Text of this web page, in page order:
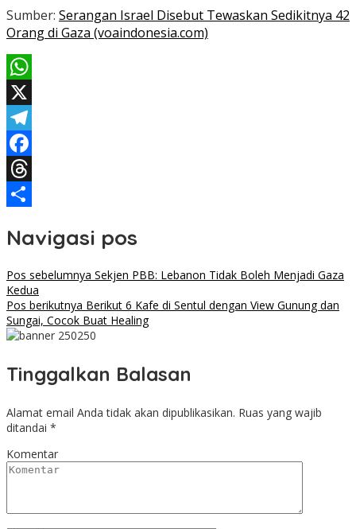
Sumber: Serangan Israel Disebut Tewaskan Sedikitnya 42
Orang di Gaza (voaindonesia.com)
WhatsApp
X
Telegram
Facebook
Threads
Navigasi pos
Pos sebelumnya Sekjen PBB: Lebanon Tidak Boleh Menjadi Gaza
Kedua
Pos berikutnya Berikut 6 Kafe di Sentul dengan View Gunung dan
Sungai, Cocok Buat Healing
Tinggalkan Balasan
Alamat email Anda tidak akan dipublikasikan. Ruas yang wajib
ditandai *
Komentar